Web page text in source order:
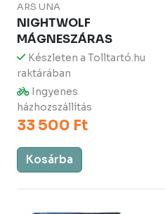
ARS UNA
NIGHTWOLF
MÁGNESZÁRAS
Készleten a Tolltartó.hu
raktárában
Ingyenes
házhozszállítás
33 500 Ft
Kosárba